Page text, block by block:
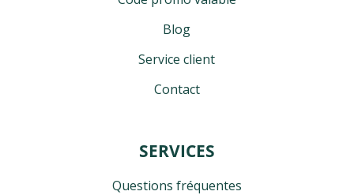
Blog
Service client
Contact
SERVICES
Questions fréquentes